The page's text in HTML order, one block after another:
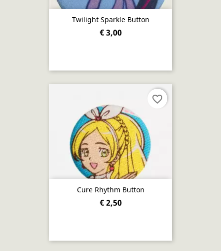
Twilight Sparkle Button
€ 3,00
Cure Rhythm Button
€ 2,50
favorite_border